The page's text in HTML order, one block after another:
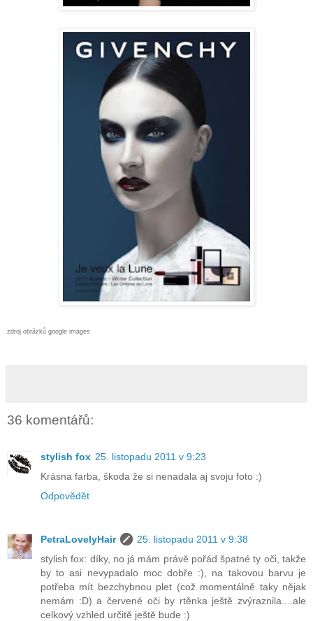
zdroj obrázků google images
36 komentářů:
stylish fox 25. listopadu 2011 v 9:23
Krásna farba, škoda že si nenadala aj svoju foto :)
Odpovědět
PetraLovelyHair
25. listopadu 2011 v 9:38
stylish fox: díky, no já mám právě pořád špatné ty oči, takže
by to asi nevypadalo moc dobře :), na takovou barvu je
potřeba mít bezchybnou plet (což momentálně taky nějak
nemám :D) a červené oči by rtěnka ještě zvýraznila....ale
celkový vzhled určitě ještě bude :)